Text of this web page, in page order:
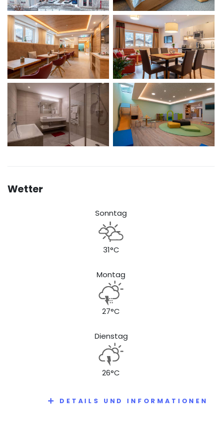
Wetter
Sonntag
31°C
Montag
27°C
Dienstag
26°C
DETAILS UND INFORMATIONEN